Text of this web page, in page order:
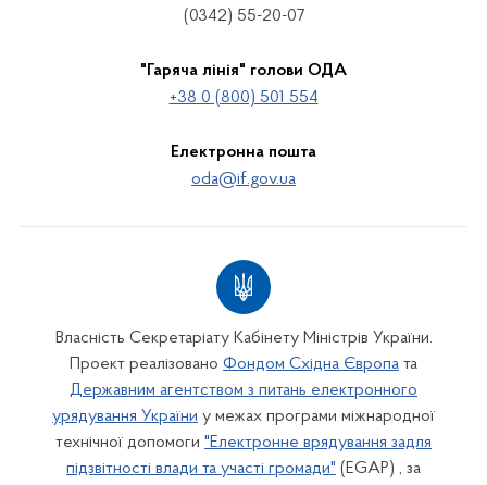
(0342) 55-20-07
"Гаряча лінія" голови ОДА
+38 0 (800) 501 554
Електронна пошта
oda@if.gov.ua
Власність Секретаріату Кабінету Міністрів України.
Проект реалізовано Фондом Східна Європа та
Державним агентством з питань електронного
урядування України у межах програми міжнародної
технічної допомоги "Електронне врядування задля
підзвітності влади та участі громади" (EGAP) , за